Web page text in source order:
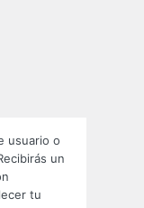
usuario o
un
tu